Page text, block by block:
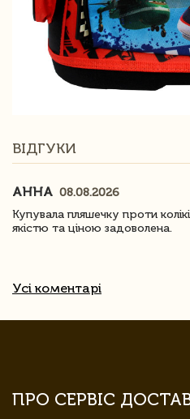
ВІДГУКИ
АННА 08.08.2026
Купувала пляшечку проти
якістю та ціною задоволена.
Усі коментарі
ПРО СЕРВІС